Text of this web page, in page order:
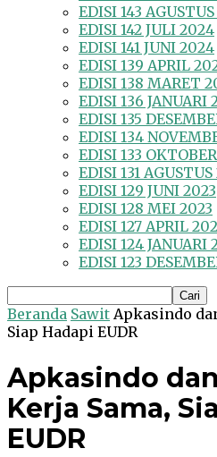
EDISI 143
EDISI 142 JULI 2024
EDISI 141 JUNI 2024
EDISI 139 APRIL
EDISI 138 MARET
EDISI 136 JANUARI
EDISI 135
EDISI 134
EDISI 133
EDISI 131 AGUSTUS
EDISI 129 JUNI 2023
EDISI 128 MEI 2023
EDISI 127 APRIL
EDISI 124 JANUARI
EDISI 123
Beranda Sawit Apkasindo
Siap Hadapi EUDR
Apkasindo
Kerja Sama,
EUDR